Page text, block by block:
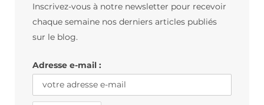
m
Inscrivez-vous à notre newsletter pour recevoir
chaque semaine nos derniers articles publiés
sur le blog.
Adresse e-mail :